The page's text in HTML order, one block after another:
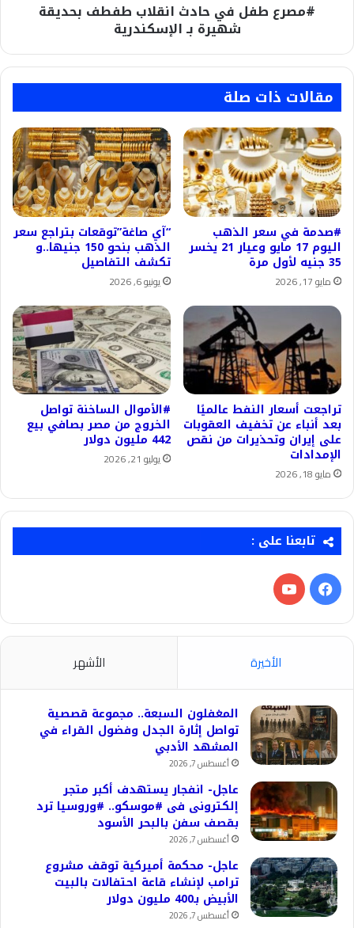
الإسكندرية#مصرع طفل في حادث انقلاب طفطف بحديقة
شهيرة بـ الإسكندرية
مقالات ذات صلة
#صدمة في سعر الذهب
اليوم 17 مايو وعيار 21 يخسر
35 جنيه لأول مرة
مايو 17, 2026
“آي صاغة”توقعات بتراجع سعر
الذهب بنحو 150 جنيها..و
تكشف التفاصيل
يونيو 6, 2026
تراجعت أسعار النفط عالميًا
بعد أنباء عن تخفيف العقوبات
على إيران وتحذيرات من نقص
الإمدادات
مايو 18, 2026
#الأموال الساخنة تواصل
الخروج من مصر بصافي بيع
442 مليون دولار
يوليو 21, 2026
تابعنا على :
فيسبوك‫YouTube
الأخيرة الأشهر
المغفلون السبعة.. مجموعة قصصية
تواصل إثارة الجدل وفضول القراء في
المشهد الأدبي
أغسطس 7, 2026
عاجل- انفجار يستهدف أكبر متجر
إلكترونى فى #موسكو.. #وروسيا ترد
بقصف سفن بالبحر الأسود
أغسطس 7, 2026
عاجل- محكمة أميركية توقف مشروع
ترامب لإنشاء قاعة احتفالات بالبيت
الأبيض بـ400 مليون دولار
أغسطس 7, 2026